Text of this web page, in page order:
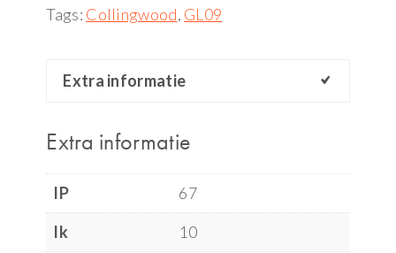
Tags: Collingwood, GL09
Extra informatie
Extra informatie
IP
67
Ik
10